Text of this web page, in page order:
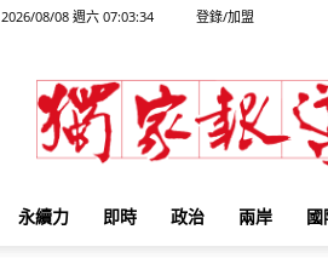
2026/08/08 週六 07:03:34 登錄/加盟
獨
家
報
永續力 即時 政治 兩岸 國